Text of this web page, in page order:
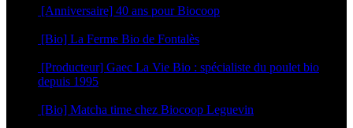
[Anniversaire] 40 ans pour Biocoop
[Bio] La Ferme Bio de Fontalès
[Producteur] Gaec La Vie Bio : spécialiste du poulet bio
depuis 1995
[Bio] Matcha time chez Biocoop Leguevin